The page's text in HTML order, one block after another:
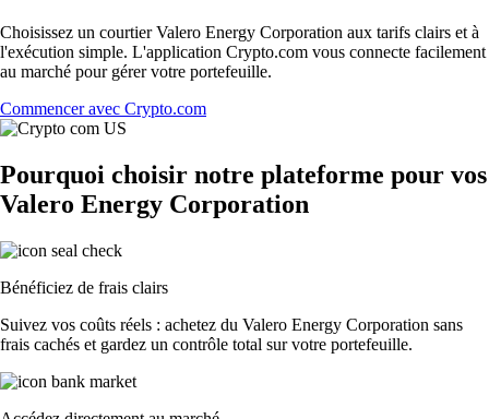
Choisissez un courtier Valero Energy Corporation aux tarifs clairs et à
l'exécution simple. L'application Crypto.com vous connecte facilement
au marché pour gérer votre portefeuille.
Commencer avec Crypto.com
Pourquoi choisir notre plateforme pour vos
Valero Energy Corporation
Bénéficiez de frais clairs
Suivez vos coûts réels : achetez du Valero Energy Corporation sans
frais cachés et gardez un contrôle total sur votre portefeuille.